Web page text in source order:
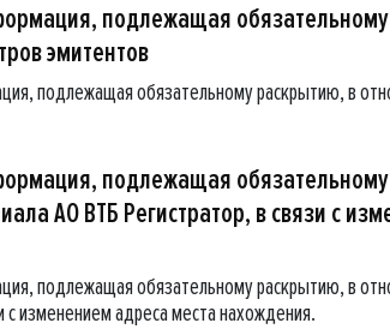
подлежащая
эмитентов
подлежащая обязательному раскрытию, в
подлежащая
АО ВТБ Регистратор, в связи с
подлежащая обязательному раскрытию, в
с изменением адреса места нахождения.